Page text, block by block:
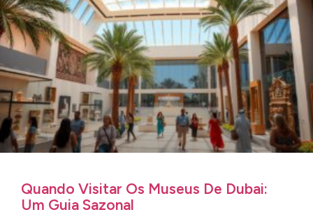
Quando Visitar Os Museus De Dubai:
Um Guia Sazonal